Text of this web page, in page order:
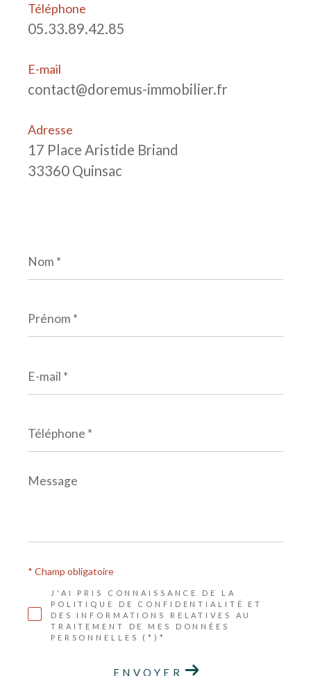
Téléphone
05.33.89.42.85
E-mail
contact@doremus-immobilier.fr
Adresse
17 Place Aristide Briand
33360 Quinsac
*
*
mail
*
*
Message
*
J'AI PRIS CONNAISSANCE DE LA
POLITIQUE DE CONFIDENTIALITÉ ET
DES INFORMATIONS RELATIVES AU
TRAITEMENT DE MES DONNÉES
PERSONNELLES (*)*
* Champ obligatoire
ENVOYER